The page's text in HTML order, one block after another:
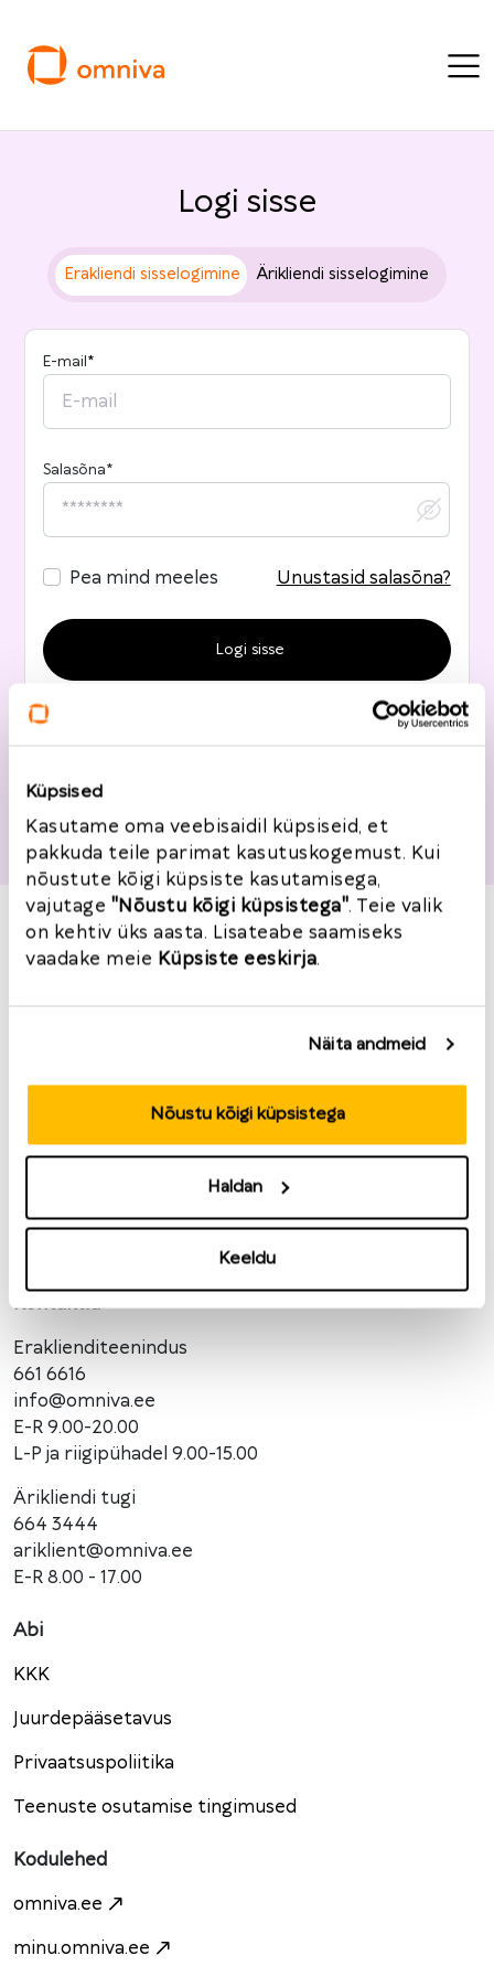
Küpsised
Kasutame oma veebisaidil küpsiseid, et
pakkuda teile parimat kasutuskogemust. Kui
nõustute kõigi küpsiste kasutamisega,
vajutage "Nõustu kõigi küpsistega". Teie valik
on kehtiv üks aasta. Lisateabe saamiseks
vaadake meie Küpsiste eeskirja.
Näita andmeid
Nõustu kõigi küpsistega
Haldan
Keeldu
Logi sisse
Erakliendi sisselogimine Ärikliendi sisselogimine
E-mail*
Salasõna*
Pea mind meeles Unustasid salasõna?
Vajad kontot?Registreeru siin
Kontaktid
Eraklienditeenindus
661 6616
info@omniva.ee
E-R 9.00-20.00
L-P ja riigipühadel 9.00-15.00
Ärikliendi tugi
664 3444
ariklient@omniva.ee
E-R 8.00 - 17.00
Abi
KKK
Juurdepääsetavus
Privaatsuspoliitika
Teenuste osutamise tingimused
Kodulehed
omniva.ee
minu.omniva.ee